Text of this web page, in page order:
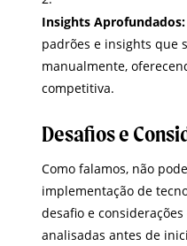
Insights Aprofundados:
padrões e insights que
manualmente,
competitiva.
Desafios e
Como falamos, não
implementação de
desafio e
analisadas antes de